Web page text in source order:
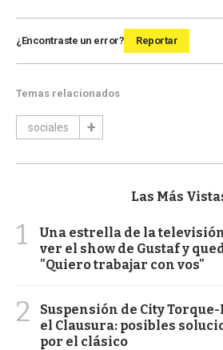
¿Encontraste un error? Reportar
Temas relacionados
sociales
Las Más
1
Una estrella de la
ver el show de Gustaf y
"Quiero trabajar con vos"
2
Suspensión de City
el Clausura: posibles
por el clásico